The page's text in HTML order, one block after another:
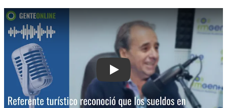
Play: Referente turístico reconoció